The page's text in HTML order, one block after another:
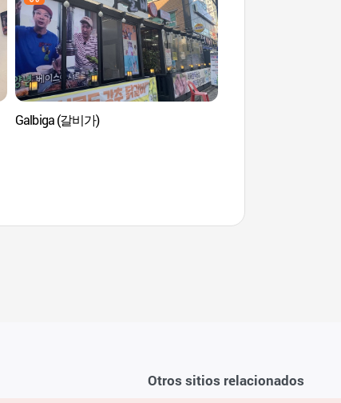
Galbiga (갈비가)
Otros sitios relacionados